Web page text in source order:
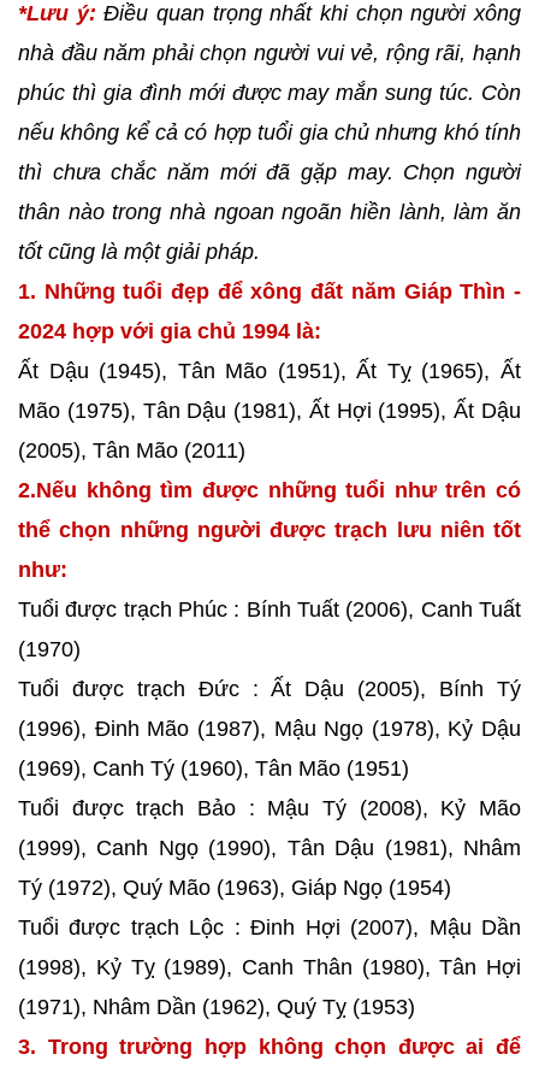
*Lưu ý: Điều quan trọng nhất khi chọn người xông
nhà đầu năm phải chọn người vui vẻ, rộng rãi, hạnh
phúc thì gia đình mới được may mắn sung túc. Còn
nếu không kể cả có hợp tuổi gia chủ nhưng khó tính
thì chưa chắc năm mới đã gặp may. Chọn người
thân nào trong nhà ngoan ngoãn hiền lành, làm ăn
tốt cũng là một giải pháp.
1. Những tuổi đẹp để xông đất năm Giáp Thìn -
2024 hợp với gia chủ 1994 là:
Ất Dậu (1945), Tân Mão (1951), Ất Tỵ (1965), Ất
Mão (1975), Tân Dậu (1981), Ất Hợi (1995), Ất Dậu
(2005), Tân Mão (2011)
2.Nếu không tìm được những tuổi như trên có
thể chọn những người được trạch lưu niên tốt
như:
Tuổi được trạch Phúc : Bính Tuất (2006), Canh Tuất
(1970)
Tuổi được trạch Đức : Ất Dậu (2005), Bính Tý
(1996), Đinh Mão (1987), Mậu Ngọ (1978), Kỷ Dậu
(1969), Canh Tý (1960), Tân Mão (1951)
Tuổi được trạch Bảo : Mậu Tý (2008), Kỷ Mão
(1999), Canh Ngọ (1990), Tân Dậu (1981), Nhâm
Tý (1972), Quý Mão (1963), Giáp Ngọ (1954)
Tuổi được trạch Lộc : Đinh Hợi (2007), Mậu Dần
(1998), Kỷ Tỵ (1989), Canh Thân (1980), Tân Hợi
(1971), Nhâm Dần (1962), Quý Tỵ (1953)
3. Trong trường hợp không chọn được ai để